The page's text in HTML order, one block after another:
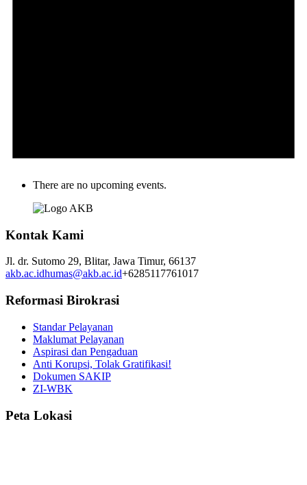
There are no upcoming events.
Kontak Kami
Jl. dr. Sutomo 29, Blitar, Jawa Timur, 66137
akb.ac.idhumas@akb.ac.id+6285117761017
Reformasi Birokrasi
Standar Pelayanan
Maklumat Pelayanan
Aspirasi dan Pengaduan
Anti Korupsi, Tolak Gratifikasi!
Dokumen SAKIP
ZI-WBK
Peta Lokasi